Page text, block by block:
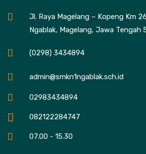
Jl. Raya Magelang – Kopeng Km
Ngablak, Magelang, Jawa Tengah
(0298) 3434894
admin@smkn1ngablak.sch.id
02983434894
082122284747
07.00 - 15.30